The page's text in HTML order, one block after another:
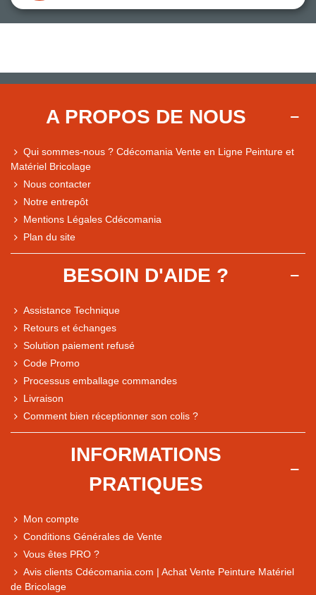
Comparaison des performances du magasin
Express, Chez vous, Point relais, Retrait magasin
A PROPOS DE NOUS
Qui sommes-nous ? Cdécomania Vente en Ligne Peinture et
Matériel Bricolage
Nous contacter
Notre entrepôt
Mentions Légales Cdécomania
Plan du site
BESOIN D'AIDE ?
Assistance Technique
Retours et échanges
Solution paiement refusé
Code Promo
Processus emballage commandes
Livraison
Comment bien réceptionner son colis ?
INFORMATIONS
PRATIQUES
Mon compte
Conditions Générales de Vente
Vous êtes PRO ?
Avis clients Cdécomania.com | Achat Vente Peinture Matériel
de Bricolage